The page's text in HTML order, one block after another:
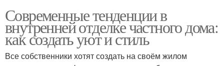
Современные тенденции в
внутренней отделке частного дома:
как создать уют и стиль
Все собственники хотят создать на своём жилом